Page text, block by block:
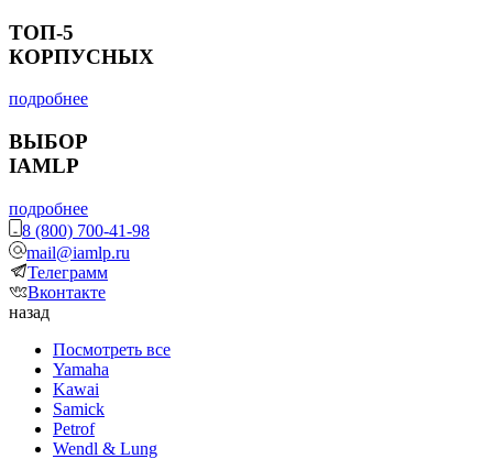
ТОП-5
КОРПУСНЫХ
подробнее
ВЫБОР
IAMLP
подробнее
8 (800) 700-41-98
mail@iamlp.ru
Телеграмм
Вконтакте
назад
Посмотреть все
Yamaha
Kawai
Samick
Petrof
Wendl & Lung